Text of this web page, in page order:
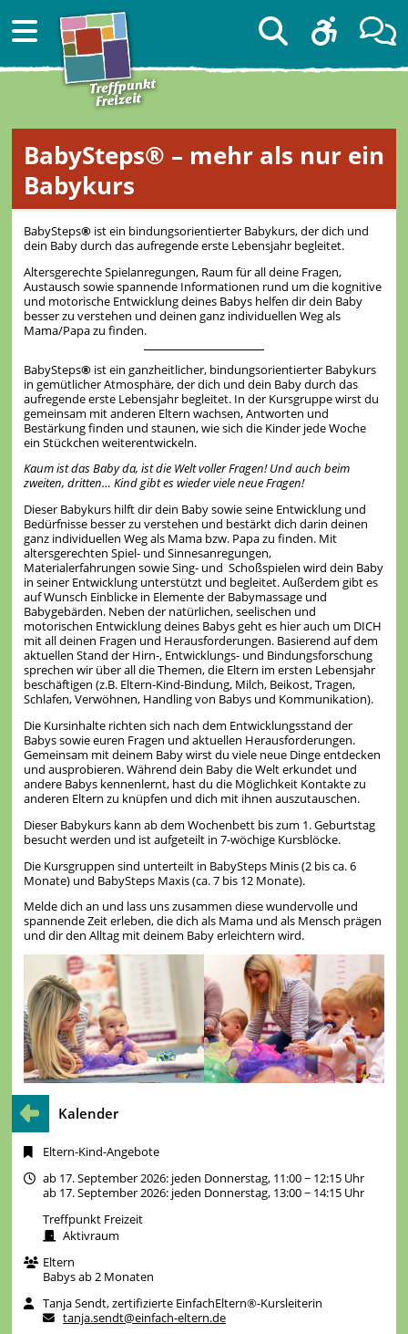
BabySteps® – mehr als nur ein
Babykurs
BabySteps®ist ein bindungsorientierter Babykurs, der dich und
dein Baby durch das aufregende erste Lebensjahr begleitet.
Altersgerechte Spielanregungen, Raum für all deine Fragen,
Austausch sowie spannende Informationen rund um die kognitive
und motorische Entwicklung deines Babys helfen dir dein Baby
besser zu verstehen und deinen ganz individuellen Weg als
Mama/Papa zu finden.
BabySteps®ist ein ganzheitlicher, bindungsorientierter Babykurs
in gemütlicher Atmosphäre, der dich und dein Baby durch das
aufregende erste Lebensjahr begleitet. In der Kursgruppe wirst du
gemeinsam mit anderen Eltern wachsen, Antworten und
Bestärkung finden und staunen, wie sich die Kinder jede Woche
ein Stückchen weiterentwickeln.
Kaum ist das Baby da, ist die Welt voller Fragen! Und auch beim
zweiten, dritten… Kind gibt es wieder viele neue Fragen!
Dieser Babykurs hilft dir dein Baby sowie seine Entwicklung und
Bedürfnisse besser zu verstehen und bestärkt dich darin deinen
ganz individuellen Weg als Mama bzw. Papa zu finden. Mit
altersgerechten Spiel- und Sinnesanregungen,
Materialerfahrungen sowie Sing- und Schoßspielen wird dein Baby
in seiner Entwicklung unterstützt und begleitet. Außerdem gibt es
auf Wunsch Einblicke in Elemente der Babymassage und
Babygebärden. Neben der natürlichen, seelischen und
motorischen Entwicklung deines Babys geht es hier auch um DICH
mit all deinen Fragen und Herausforderungen. Basierend auf dem
aktuellen Stand der Hirn-, Entwicklungs- und Bindungsforschung
sprechen wir über all die Themen, die Eltern im ersten Lebensjahr
beschäftigen (z.B. Eltern-Kind-Bindung, Milch, Beikost, Tragen,
Schlafen, Verwöhnen, Handling von Babys und Kommunikation).
Die Kursinhalte richten sich nach dem Entwicklungsstand der
Babys sowie euren Fragen und aktuellen Herausforderungen.
Gemeinsam mit deinem Baby wirst du viele neue Dinge entdecken
und ausprobieren. Während dein Baby die Welt erkundet und
andere Babys kennenlernt, hast du die Möglichkeit Kontakte zu
anderen Eltern zu knüpfen und dich mit ihnen auszutauschen.
Dieser Babykurs kann ab dem Wochenbett bis zum 1. Geburtstag
besucht werden und ist aufgeteilt in 7-wöchige Kursblöcke.
Die Kursgruppen sind unterteilt in BabySteps Minis (2 bis ca. 6
Monate) und BabySteps Maxis (ca. 7 bis 12 Monate).
Melde dich an und lass uns zusammen diese wundervolle und
spannende Zeit erleben, die dich als Mama und als Mensch prägen
und dir den Alltag mit deinem Baby erleichtern wird.
Kalender
Eltern-Kind-Angebote
ab 17. September 2026: jeden Donnerstag, 11:00 − 12:15 Uhr
ab 17. September 2026: jeden Donnerstag, 13:00 − 14:15 Uhr
Treffpunkt Freizeit
Aktivraum
Eltern
Babys ab 2 Monaten
Tanja Sendt, zertifizierte EinfachEltern®-Kursleiterin
tanja.sendt@einfach-eltern.de